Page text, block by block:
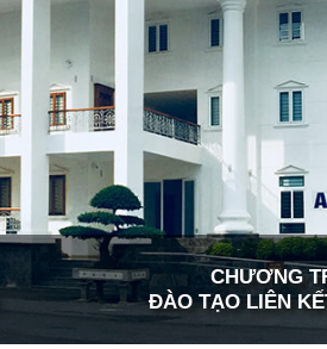
CHƯƠNG
ĐÀO TẠO LIÊN